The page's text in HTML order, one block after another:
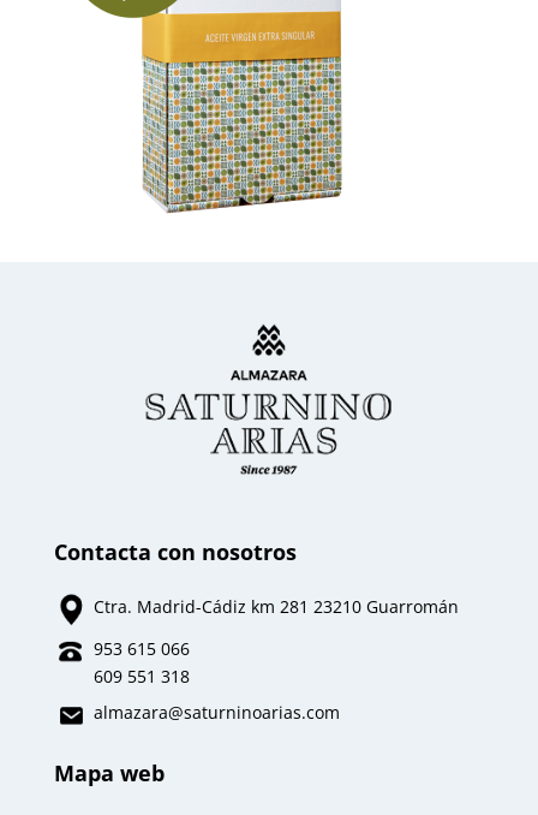
Contacta con nosotros
Ctra. Madrid-Cádiz km 281 23210 Guarromán
953 615 066
609 551 318
almazara@saturninoarias.com
Mapa web